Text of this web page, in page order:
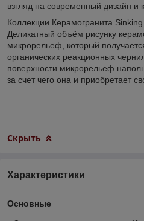
взгляд на современный дизайн и
Коллекции Керамогранита
Деликатный объём рисунку
микрорельеф, который
органических реакционных
поверхности микрорельеф
за счет чего она и приобретает
Скрыть
Характеристики
Основные